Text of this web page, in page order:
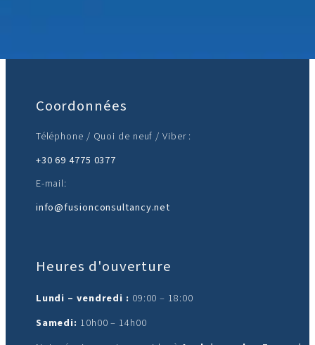
Coordonnées
Téléphone / Quoi de neuf / Viber :
+30 69 4775 0377
E-mail:
info@fusionconsultancy.net
Heures d'ouverture
Lundi – vendredi : 09:00 – 18:00
Samedi: 10h00 – 14h00